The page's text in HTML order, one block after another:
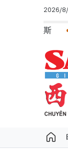
2026/
越南共产党中央